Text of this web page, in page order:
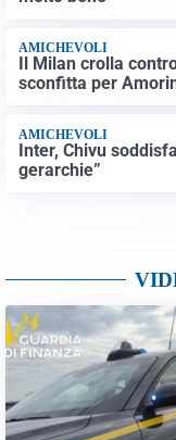
AMICHEVOLI
Il Milan crolla
sconfitta per
AMICHEVOLI
Inter, Chivu
gerarchie”